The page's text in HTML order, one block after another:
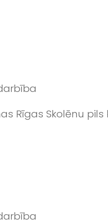
Rīgas Skolēnu